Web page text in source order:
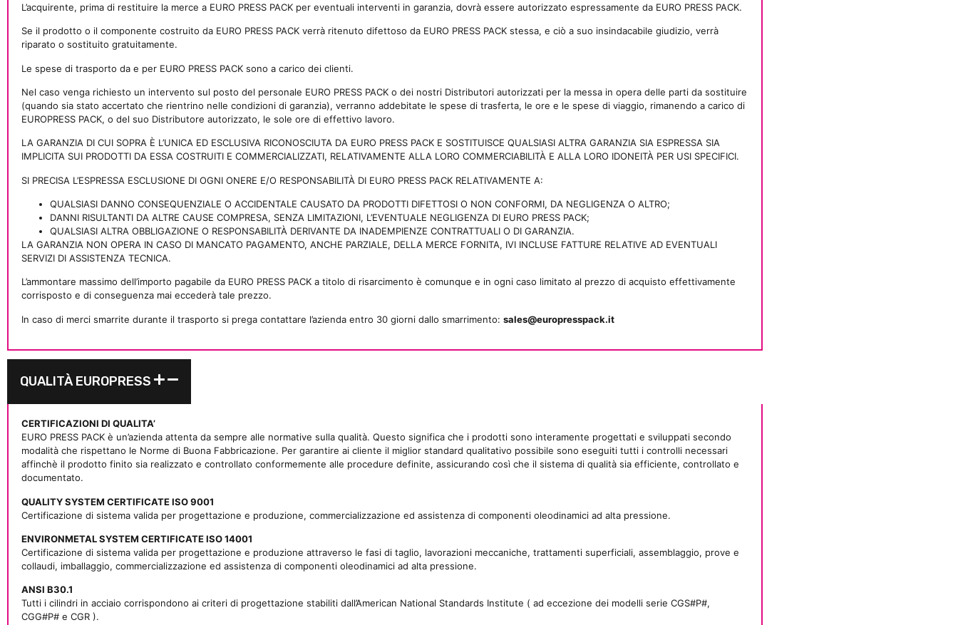
L’acquirente, prima di restituire la merce a EURO PRESS PACK per eventuali interventi in garanzia, dovrà essere autorizzato espressamente da EURO PRESS PACK.
Se il prodotto o il componente costruito da EURO PRESS PACK verrà ritenuto difettoso da EURO PRESS PACK stessa, e ciò a suo insindacabile giudizio, verrà
riparato o sostituito gratuitamente.
Le spese di trasporto da e per EURO PRESS PACK sono a carico dei clienti.
Nel caso venga richiesto un intervento sul posto del personale EURO PRESS PACK o dei nostri Distributori autorizzati per la messa in opera delle parti da sostituire
(quando sia stato accertato che rientrino nelle condizioni di garanzia), verranno addebitate le spese di trasferta, le ore e le spese di viaggio, rimanendo a carico di
EUROPRESS PACK, o del suo Distributore autorizzato, le sole ore di effettivo lavoro.
LA GARANZIA DI CUI SOPRA È L’UNICA ED ESCLUSIVA RICONOSCIUTA DA EURO PRESS PACK E SOSTITUISCE QUALSIASI ALTRA GARANZIA SIA ESPRESSA SIA
IMPLICITA SUI PRODOTTI DA ESSA COSTRUITI E COMMERCIALIZZATI, RELATIVAMENTE ALLA LORO COMMERCIABILITÀ E ALLA LORO IDONEITÀ PER USI SPECIFICI.
SI PRECISA L’ESPRESSA ESCLUSIONE DI OGNI ONERE E/O RESPONSABILITÀ DI EURO PRESS PACK RELATIVAMENTE A:
QUALSIASI DANNO CONSEQUENZIALE O ACCIDENTALE CAUSATO DA PRODOTTI DIFETTOSI O NON CONFORMI, DA NEGLIGENZA O ALTRO;
DANNI RISULTANTI DA ALTRE CAUSE COMPRESA, SENZA LIMITAZIONI, L’EVENTUALE NEGLIGENZA DI EURO PRESS PACK;
QUALSIASI ALTRA OBBLIGAZIONE O RESPONSABILITÀ DERIVANTE DA INADEMPIENZE CONTRATTUALI O DI GARANZIA.
LA GARANZIA NON OPERA IN CASO DI MANCATO PAGAMENTO, ANCHE PARZIALE, DELLA MERCE FORNITA, IVI INCLUSE FATTURE RELATIVE AD EVENTUALI
SERVIZI DI ASSISTENZA TECNICA.
L’ammontare massimo dell’importo pagabile da EURO PRESS PACK a titolo di risarcimento è comunque e in ogni caso limitato al prezzo di acquisto effettivamente
corrisposto e di conseguenza mai eccederà tale prezzo.
In caso di merci smarrite durante il trasporto si prega contattare l’azienda entro 30 giorni dallo smarrimento: sales@europresspack.it
QUALITÀ EUROPRESS
CERTIFICAZIONI DI QUALITA’
EURO PRESS PACK è un’azienda attenta da sempre alle normative sulla qualità. Questo significa che i prodotti sono interamente progettati e sviluppati secondo
modalità che rispettano le Norme di Buona Fabbricazione. Per garantire ai cliente il miglior standard qualitativo possibile sono eseguiti tutti i controlli necessari
affinchè il prodotto finito sia realizzato e controllato conformemente alle procedure definite, assicurando così che il sistema di qualità sia efficiente, controllato e
documentato.
QUALITY SYSTEM CERTIFICATE ISO 9001
Certificazione di sistema valida per progettazione e produzione, commercializzazione ed assistenza di componenti oleodinamici ad alta pressione.
ENVIRONMETAL SYSTEM CERTIFICATE ISO 14001
Certificazione di sistema valida per progettazione e produzione attraverso le fasi di taglio, lavorazioni meccaniche, trattamenti superficiali, assemblaggio, prove e
collaudi, imballaggio, commercializzazione ed assistenza di componenti oleodinamici ad alta pressione.
ANSI B30.1
Tutti i cilindri in acciaio corrispondono ai criteri di progettazione stabiliti dall’American National Standards Institute ( ad eccezione dei modelli serie CGS#P#,
CGG#P# e CGR ).